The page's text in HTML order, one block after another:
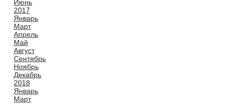
Июнь
2017
Январь
Март
Апрель
Май
Август
Сентябрь
Ноябрь
Декабрь
2018
Январь
Март